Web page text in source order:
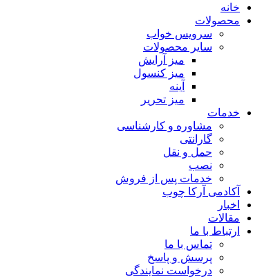
خانه
محصولات
سرویس خواب
سایر محصولات
میز آرایش
میز کنسول
آینه
میز تحریر
خدمات
مشاوره و کارشناسی
گارانتی
حمل و نقل
نصب
خدمات پس از فروش
آکادمی آرکا چوب
اخبار
مقالات
ارتباط با ما
تماس با ما
پرسش و پاسخ
درخواست نمایندگی